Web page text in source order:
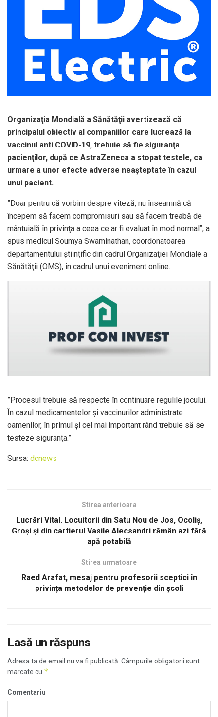
Organizaţia Mondială a Sănătăţii avertizează că
principalul obiectiv al companiilor care lucrează la
vaccinul anti COVID-19, trebuie să fie siguranţa
pacienţilor, după ce AstraZeneca a stopat testele, ca
urmare a unor efecte adverse neaşteptate în cazul
unui pacient.
”Doar pentru că vorbim despre viteză, nu înseamnă că
începem să facem compromisuri sau să facem treabă de
mântuială în privinţa a ceea ce ar fi evaluat în mod normal”, a
spus medicul Soumya Swaminathan, coordonatoarea
departamentului ştiinţific din cadrul Organizaţiei Mondiale a
Sănătăţii (OMS), în cadrul unui eveniment online.
”Procesul trebuie să respecte în continuare regulile jocului.
În cazul medicamentelor şi vaccinurilor administrate
oamenilor, în primul şi cel mai important rând trebuie să se
testeze siguranţa.”
Sursa: dcnews
Stirea anterioara
Lucrări Vital. Locuitorii din Satu Nou de Jos, Ocoliș,
Groși şi din cartierul Vasile Alecsandri rămân azi fără
apă potabilă
Stirea urmatoare
Raed Arafat, mesaj pentru profesorii sceptici în
privința metodelor de prevenție din școli
Lasă un răspuns
Adresa ta de email nu va fi publicată. Câmpurile obligatorii sunt
marcate cu *
Comentariu